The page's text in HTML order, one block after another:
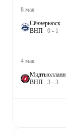
8 мая
Сённерьюск
ВНП 0 - 1
4 мая
Мидтьюлланн
ВНП 3 - 3